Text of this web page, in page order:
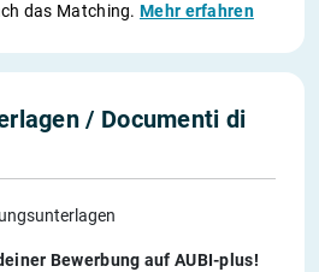
das Matching.Mehr erfahren
/ Documenti di
Bewerbung auf AUBI-plus!